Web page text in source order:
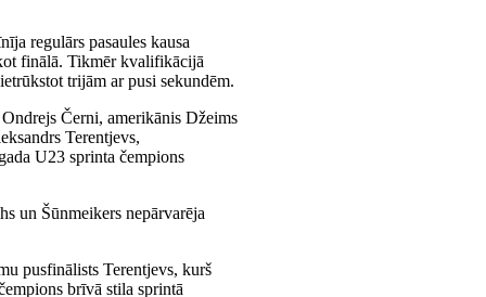
regulārs pasaules kausa
finālā. Tikmēr kvalifikācijā
trijām ar pusi sekundēm.
Černi, amerikānis Džeims
Terentjevs,
U23 sprinta čempions
un Šūnmeikers nepārvarēja
pusfinālists Terentjevs, kurš
brīvā stila sprintā